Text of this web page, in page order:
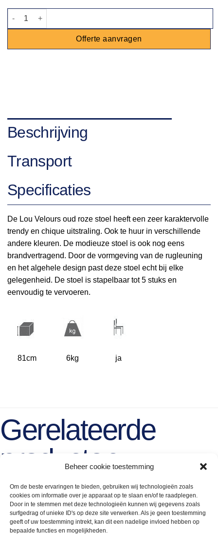
Beheer cookie toestemming
Om de beste ervaringen te bieden, gebruiken wij technologieën zoals
cookies om informatie over je apparaat op te slaan en/of te raadplegen.
Door in te stemmen met deze technologieën kunnen wij gegevens zoals
surfgedrag of unieke ID's op deze site verwerken. Als je geen toestemming
geeft of uw toestemming intrekt, kan dit een nadelige invloed hebben op
bepaalde functies en mogelijkheden.
Stoel Lou roze aantal
Offerte aanvragen
Beschrijving
Transport
Specificaties
De Lou Velours oud roze stoel heeft een zeer karaktervolle
trendy en chique uitstraling. Ook te huur in verschillende
andere kleuren. De modieuze stoel is ook nog eens
brandvertragend. Door de vormgeving van de rugleuning
en het algehele design past deze stoel echt bij elke
gelegenheid. De stoel is stapelbaar tot 5 stuks en
eenvoudig te vervoeren.
81cm 6kg ja
Gerelateerde
producten